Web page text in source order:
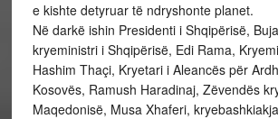
e kishte detyruar të ndryshonte planet.
Në darkë ishin Presidenti i Shqipërisë,
kryeministri i Shqipërisë, Edi Rama,
Hashim Thaçi, Kryetari i Aleancës për
Kosovës, Ramush Haradinaj, Zëvendës
Maqedonisë, Musa Xhaferi,